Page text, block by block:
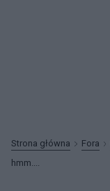
Strona główna Fora
hmm....